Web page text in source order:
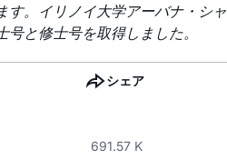
す。イリノイ大学アーバナ・シャ
と修士号を取得しました。
シェア
691.57 K